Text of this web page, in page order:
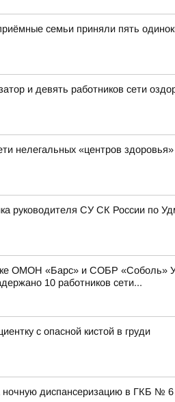
семьи приняли пять
и девять работников сети
нелегальных «центров
руководителя СУ СК России по
ОМОН «Барс» и СОБР «Соболь»
10 работников сети...
с опасной кистой в груди
ночную диспансеризацию в ГКБ № 6